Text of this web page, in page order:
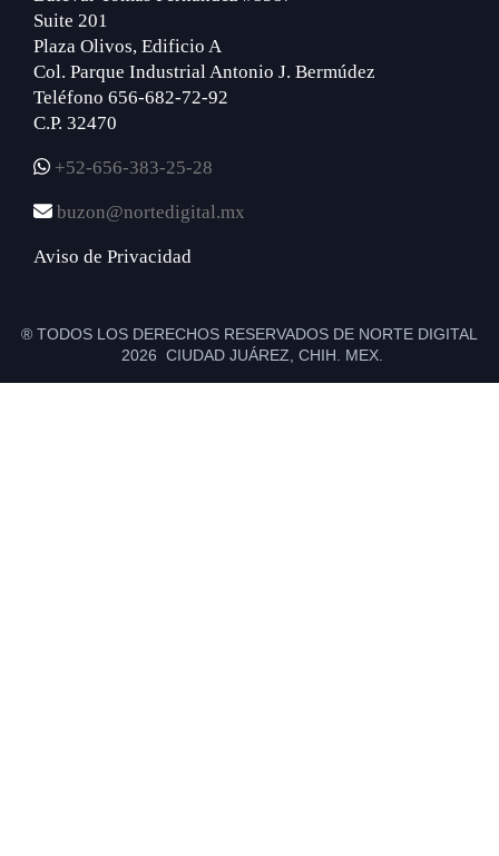
Suite 201
Plaza Olivos, Edificio A
Col. Parque Industrial Antonio J. Bermúdez
Teléfono 656-682-72-92
C.P. 32470
+52-656-383-25-28
buzon@nortedigital.mx
Aviso de Privacidad
® TODOS LOS DERECHOS RESERVADOS DE NORTE DIGITAL
2026 CIUDAD JUÁREZ, CHIH. MEX.